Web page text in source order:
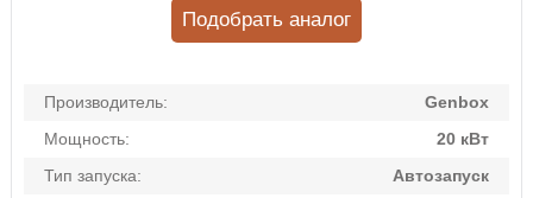
Производитель:
Genbox
Мощность:
20 кВт
Тип запуска:
Автозапуск
Подобрать аналог